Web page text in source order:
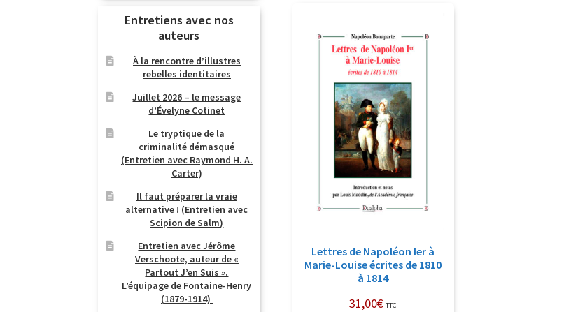
Lettres de Napoléon Ier à
Marie-Louise écrites de 1810
à 1814
31,00€ TTC
Entretiens avec nos
auteurs
À la rencontre d’illustres
rebelles identitaires
Juillet 2026 – le message
d’Évelyne Cotinet
Le tryptique de la
criminalité démasqué
(Entretien avec Raymond H. A.
Carter)
Il faut préparer la vraie
alternative ! (Entretien avec
Scipion de Salm)
Entretien avec Jérôme
Verschoote, auteur de «
Partout J’en Suis ».
L’équipage de Fontaine-Henry
(1879-1914)